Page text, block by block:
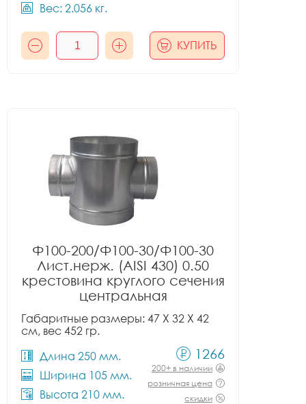
Вес: 2.056 кг.
КУПИТЬ
Ф100-200/Ф100-30/Ф100-30
Лист.нерж. (AISI 430) 0.50
крестовина круглого сечения
центральная
Габаритные размеры: 47 X 32 X 42
см, вес 452 гр.
Длина 250 мм.
Ширина 105 мм.
Высота 210 мм.
1266
200+ в наличии
розничная цена
скидки